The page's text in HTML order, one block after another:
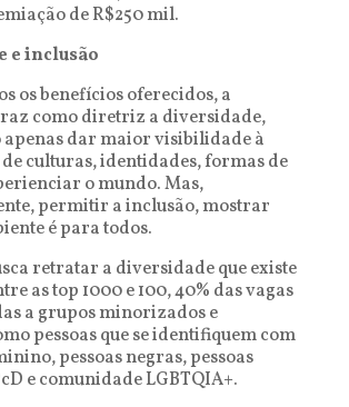
de R$250 mil.
e inclusão
os benefícios oferecidos, a
como diretriz a diversidade,
apenas dar maior visibilidade à
culturas, identidades, formas de
o mundo. Mas,
permitir a inclusão, mostrar
é para todos.
retratar a diversidade que existe
as top 1000 e 100, 40% das vagas
a grupos minorizados e
pessoas que se identifiquem com
pessoas negras, pessoas
e comunidade LGBTQIA+.